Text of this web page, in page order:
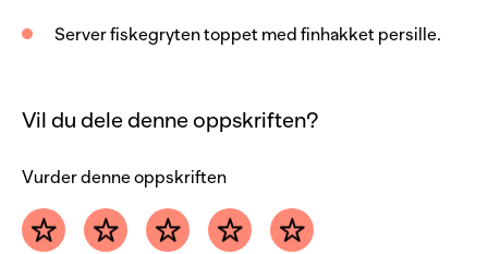
Server med
Server fiskegryten toppet med finhakket persille.
Vil du dele denne oppskriften?
Vurder denne oppskriften